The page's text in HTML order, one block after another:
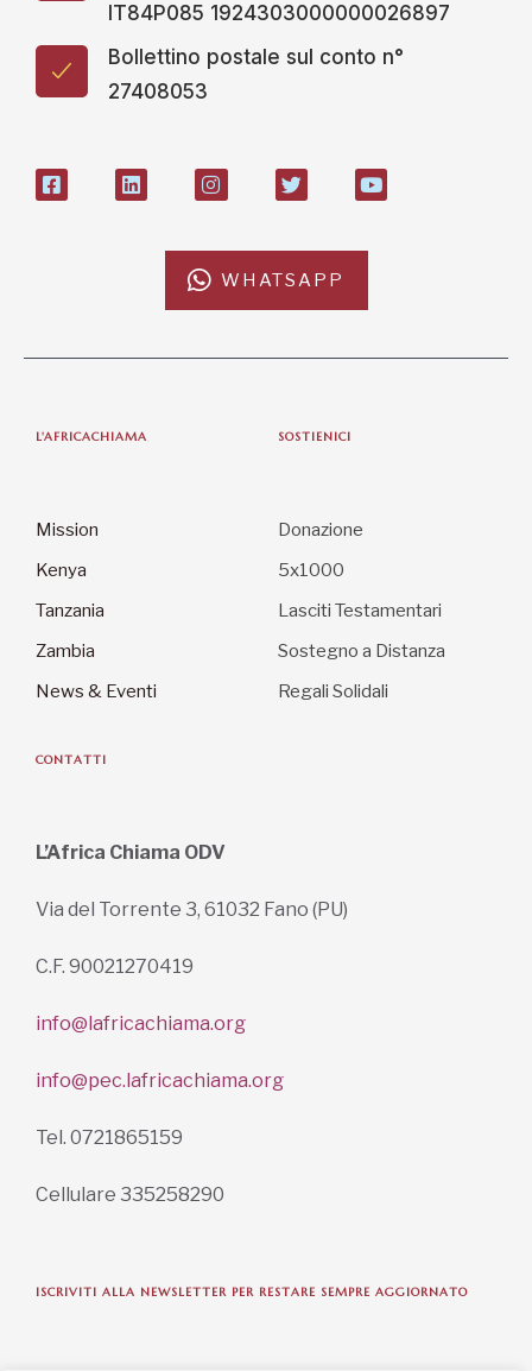
IT84P085 1924303000000026897
Bollettino postale sul conto n°
27408053
WHATSAPP
L'AFRICACHIAMA
Mission
Kenya
Tanzania
Zambia
News & Eventi
SOSTIENICI
Donazione
5x1000
Lasciti Testamentari
Sostegno a Distanza
Regali Solidali
CONTATTI
L’Africa Chiama ODV
Via del Torrente 3, 61032 Fano (PU)
C.F. 90021270419
info@lafricachiama.org
info@pec.lafricachiama.org
Tel. 0721865159
Cellulare 335258290
ISCRIVITI ALLA NEWSLETTER PER RESTARE SEMPRE AGGIORNATO